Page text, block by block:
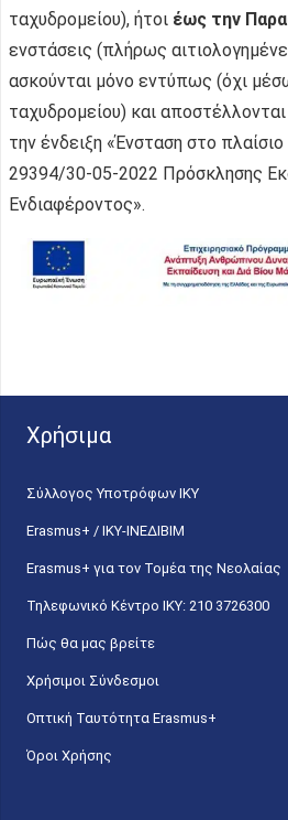
ταχυδρομείου), ήτοι έως την
ενστάσεις (πλήρως
ασκούνται μόνο εντύπως (όχι
ταχυδρομείου) και
την ένδειξη «Ένσταση στο πλαίσιο
29394/30-05-2022 Πρόσκλησης
Ενδιαφέροντος».
Χρήσιμα
Σύλλογος Υποτρόφων ΙΚΥ
Erasmus+ / ΙΚΥ-ΙΝΕΔΙΒΙΜ
Erasmus+ για τον Τομέα της Νεολαίας
Τηλεφωνικό Κέντρο IKY: 210 3726300
Πώς θα μας βρείτε
Χρήσιμοι Σύνδεσμοι
Οπτική Ταυτότητα Erasmus+
Όροι Χρήσης